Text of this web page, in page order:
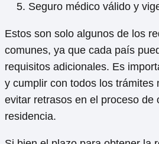
Seguro médico válido y
Estos son solo algunos de los
comunes, ya que cada país
requisitos adicionales. Es
y cumplir con todos los trámites
evitar retrasos en el proceso de
residencia.